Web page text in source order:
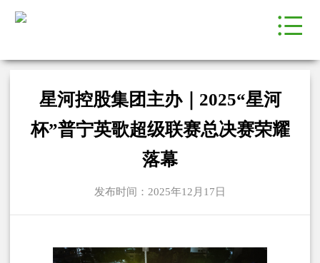
星河控股集团主办｜2025“星河
杯”普宁英歌超级联赛总决赛荣耀
落幕
发布时间：2025年12月17日